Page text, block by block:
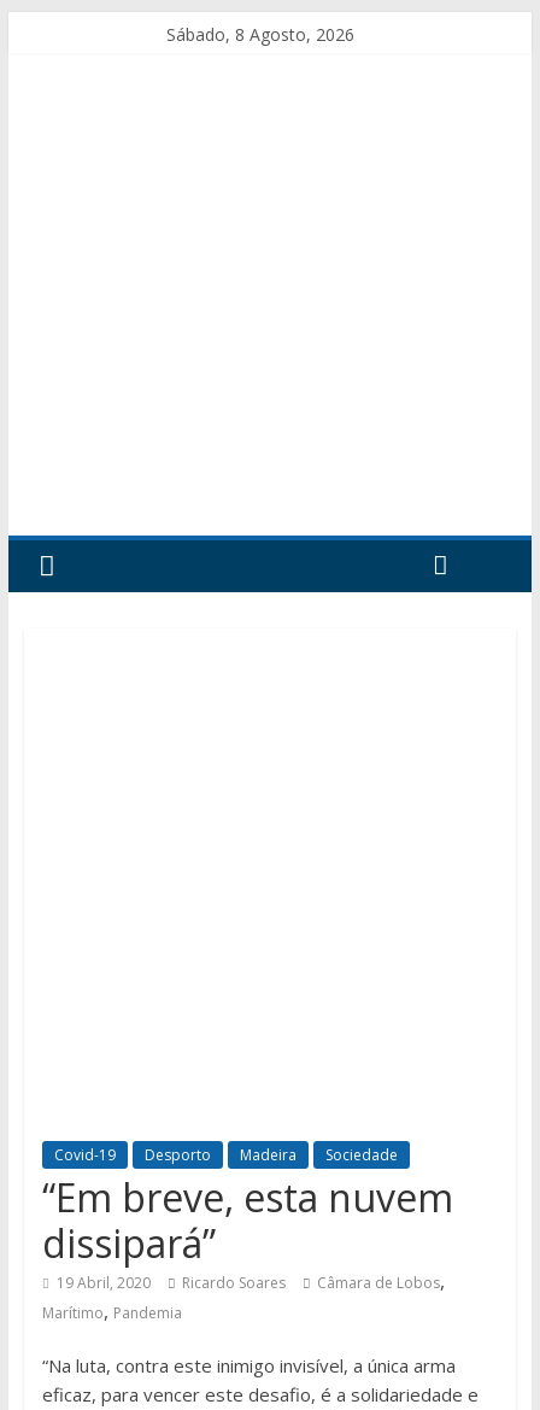
Sábado, 8 Agosto, 2026
Covid-19 Desporto Madeira Sociedade
“Em breve, esta nuvem
dissipará”
19 Abril, 2020 Ricardo Soares Câmara de Lobos,
Marítimo, Pandemia
“Na luta, contra este inimigo invisível, a única arma
eficaz, para vencer este desafio, é a solidariedade e